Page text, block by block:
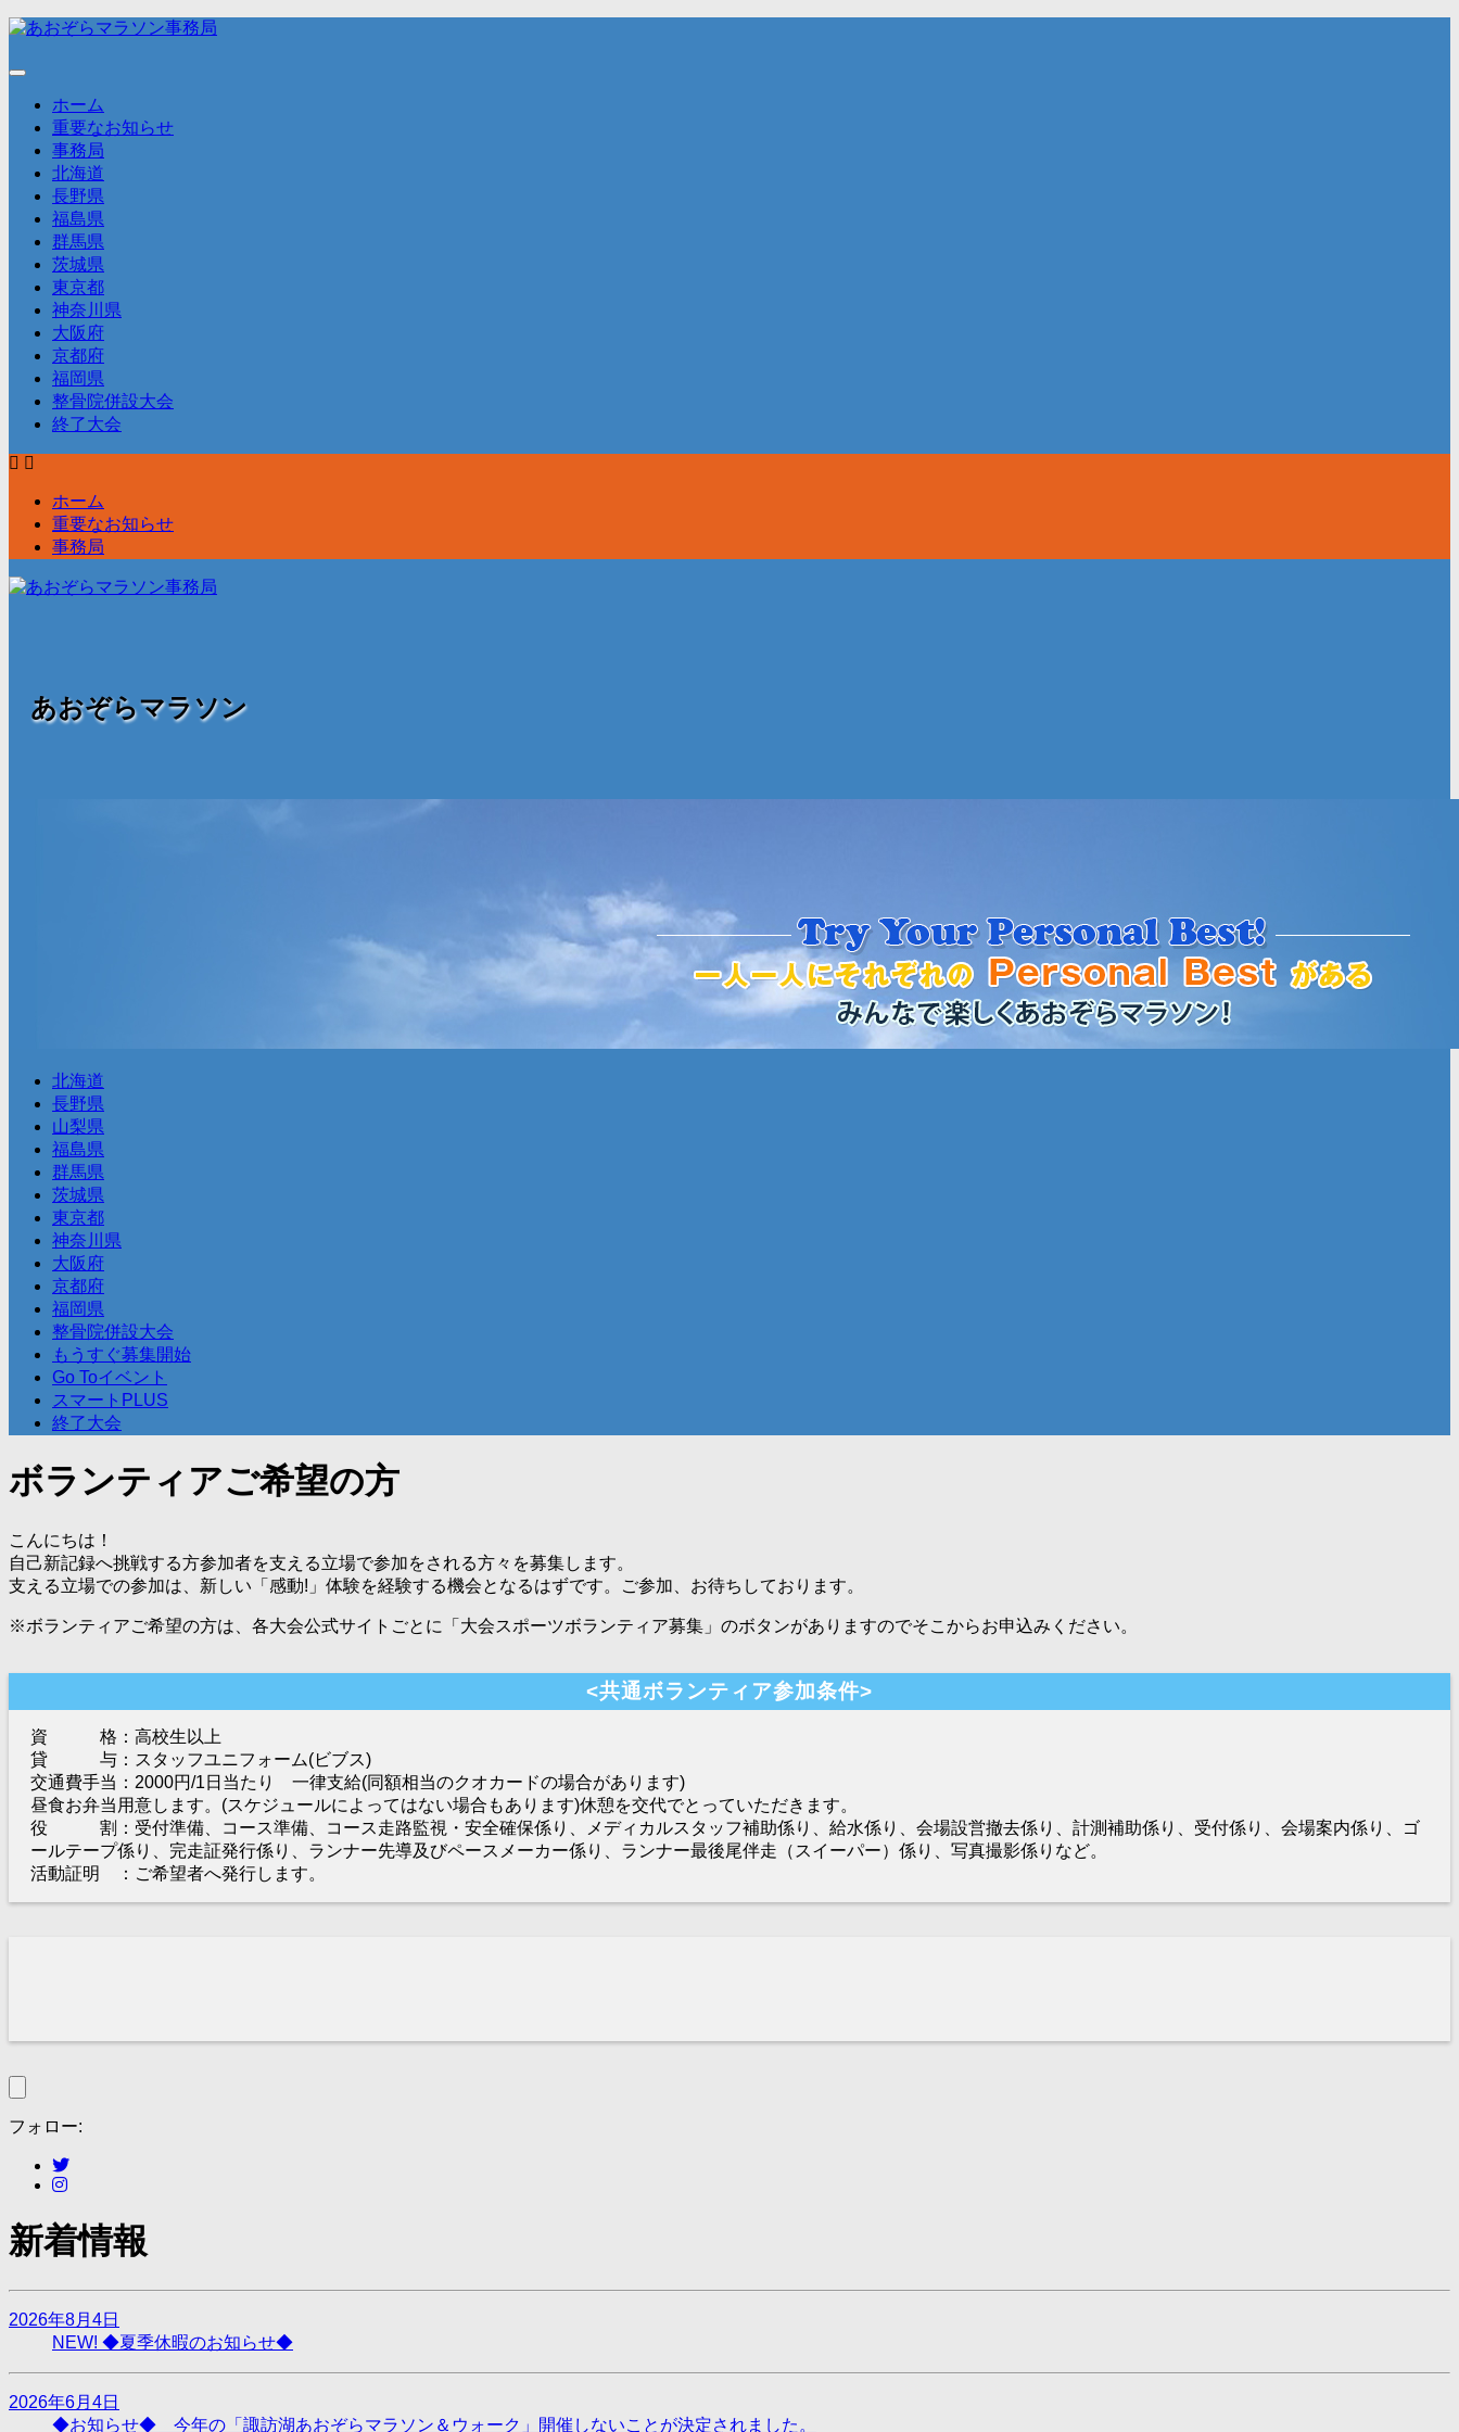
コ
テ
ホーム
重要なお知らせ
事務局
北海道
長野県
福島県
群馬県
茨城県
東京都
神奈川県
大阪府
京都府
福岡県
整骨院併設大会
終了大会
ホーム
重要なお知らせ
事務局
あおぞらマラソン
北海道
長野県
山梨県
福島県
群馬県
茨城県
東京都
神奈川県
大阪府
京都府
福岡県
整骨院併設大会
もうすぐ募集開始
Go Toイベント
スマートPLUS
終了大会
ボランティアご希望の方
こんにちは！
自己新記録へ挑戦する方参加者を支える立場で参加をされる方々を募集します。
支える立場での参加は、新しい「感動!」体験を経験する機会となるはずです。ご参加、お待ちしております。
※ボランティアご希望の方は、各大会公式サイトごとに「大会スポーツボランティア募集」のボタンがありますのでそこからお申込みください。
<共通ボランティア参加条件>
資 格：高校生以上
貸 与：スタッフユニフォーム(ビブス)
交通費手当：2000円/1日当たり 一律支給(同額相当のクオカードの場合があります)
昼食お弁当用意します。(スケジュールによってはない場合もあります)休憩を交代でとっていただきます。
役 割：受付準備、コース準備、コース走路監視・安全確保係り、メディカルスタッフ補助係り、給水係り、会場設営撤去係り、計測補助係り、受付係り、会場案内係り、ゴ
ールテープ係り、完走証発行係り、ランナー先導及びペースメーカー係り、ランナー最後尾伴走（スイーパー）係り、写真撮影係りなど。
活動証明 ：ご希望者へ発行します。
フォロー:
新着情報
2026年8月4日
NEW! ◆夏季休暇のお知らせ◆
2026年6月4日
◆お知らせ◆ 今年の「諏訪湖あおぞらマラソン＆ウォーク」開催しないことが決定されました。